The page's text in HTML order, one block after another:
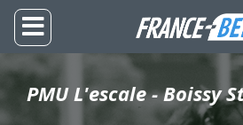
PMU L'escale - Boissy